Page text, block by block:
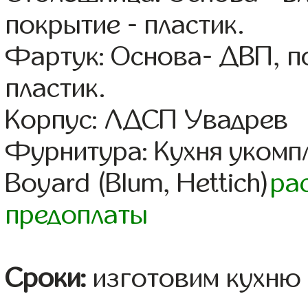
покрытие - пластик.
Фартук: Основа- ДВП,
пластик.
Корпус: ЛДСП Увадрев
Фурнитура: Кухня
Boyard (Blum, Hettich)
предоплаты
Сроки: изготовим